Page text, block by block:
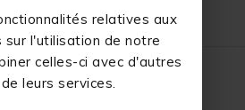
relatives aux
l'utilisation de notre
celles-ci avec d'autres
leurs services.